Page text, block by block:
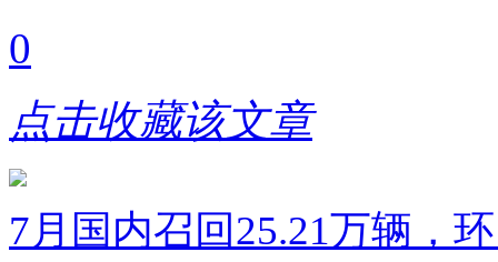
0
点击收藏该文章
7月国内召回25.21万辆，